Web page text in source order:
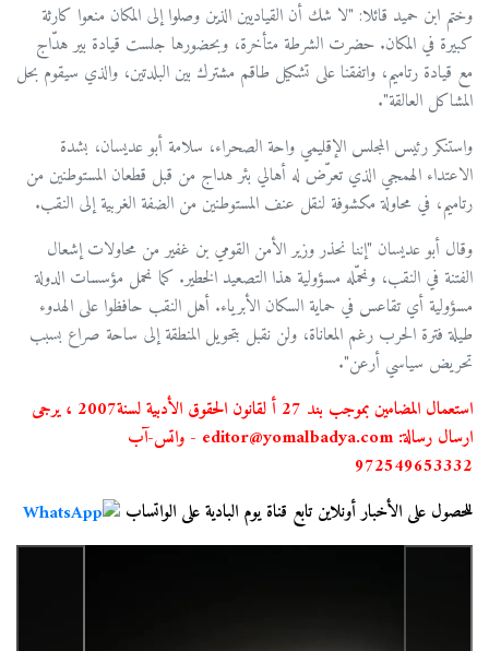
وختم ابن حميد قائلا: "لا شك أن القياديين الذين وصلوا إلى المكان منعوا كارثة
كبيرة في المكان. حضرت الشرطة متأخرة، وبحضورها جلست قيادة بير هدّاج
مع قيادة رتاميم، واتفقنا على تشكيل طاقم مشترك بين البلدتين، والذي سيقوم بحل
المشاكل العالقة".
واستنكر رئيس المجلس الإقليمي واحة الصحراء، سلامة أبو عديسان، بشدة
الاعتداء الهمجي الذي تعرّض له أهالي بئر هداج من قبل قطعان المستوطنين من
رتاميم، في محاولة مكشوفة لنقل عنف المستوطنين من الضفة الغربية إلى النقب.
وقال أبو عديسان "إننا نحذر وزير الأمن القومي بن غفير من محاولات إشعال
الفتنة في النقب، ونحمّله مسؤولية هذا التصعيد الخطير. كما نحمل مؤسسات الدولة
مسؤولية أي تقاعس في حماية السكان الأبرياء. أهل النقب حافظوا على الهدوء
طيلة فترة الحرب رغم المعاناة، ولن نقبل بتحويل المنطقة إلى ساحة صراع بسبب
تحريض سياسي أرعن".
استعمال المضامين بموجب بند 27 أ لقانون الحقوق الأدبية لسنة2007 ، يرجى
ارسال رسالة: editor@yomalbadya.com - واتس-آب
972549653332
للحصول على الأخبار أونلاين تابع قناة يوم البادية على الواتساب